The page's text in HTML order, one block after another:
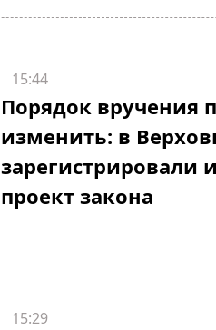
15:44
Порядок вручения
изменить: в
зарегистрировали
проект закона
15:29